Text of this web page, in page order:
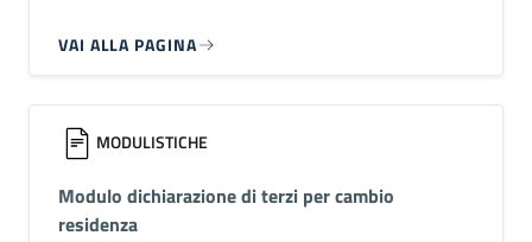
VAI ALLA PAGINA
MODULISTICHE
Modulo dichiarazione di terzi per cambio
residenza